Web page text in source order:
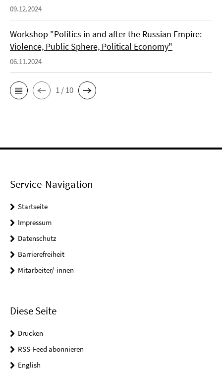
09.12.2024
Workshop "Politics in and after the Russian Empire:
Violence, Public Sphere, Political Economy"
06.11.2024
1 / 10
Service-Navigation
Startseite
Impressum
Datenschutz
Barrierefreiheit
Mitarbeiter/-innen
Diese Seite
Drucken
RSS-Feed abonnieren
English